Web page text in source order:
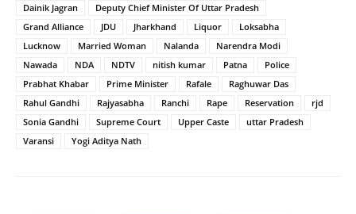
Dainik Jagran
Deputy Chief Minister Of Uttar Pradesh
Grand Alliance
JDU Jharkhand Liquor
Loksabha
Lucknow
Married Woman Nalanda
Narendra Modi
Nawada
NDA NDTV nitish kumar Patna
Police
Prabhat Khabar
Prime Minister Rafale
Raghuwar Das
Rahul Gandhi
Rajyasabha Ranchi Rape Reservation
rjd
Sonia Gandhi
Supreme Court Upper Caste
uttar Pradesh
Varansi
Yogi Aditya Nath